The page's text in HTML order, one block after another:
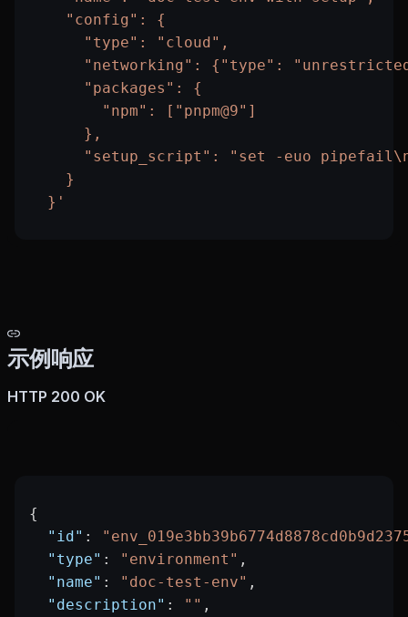
    "config": {
      "type": "cloud",
"networking": {"type":
      "packages": {
        "npm": ["pnpm@9"]
      },
"setup_script": "set -euo
    }
  }'
示例响应
HTTP 200 OK
{
  "id"
:
  "type"
: "environment" ,
  "name"
: "doc-test-env" ,
  "description"
: "" ,